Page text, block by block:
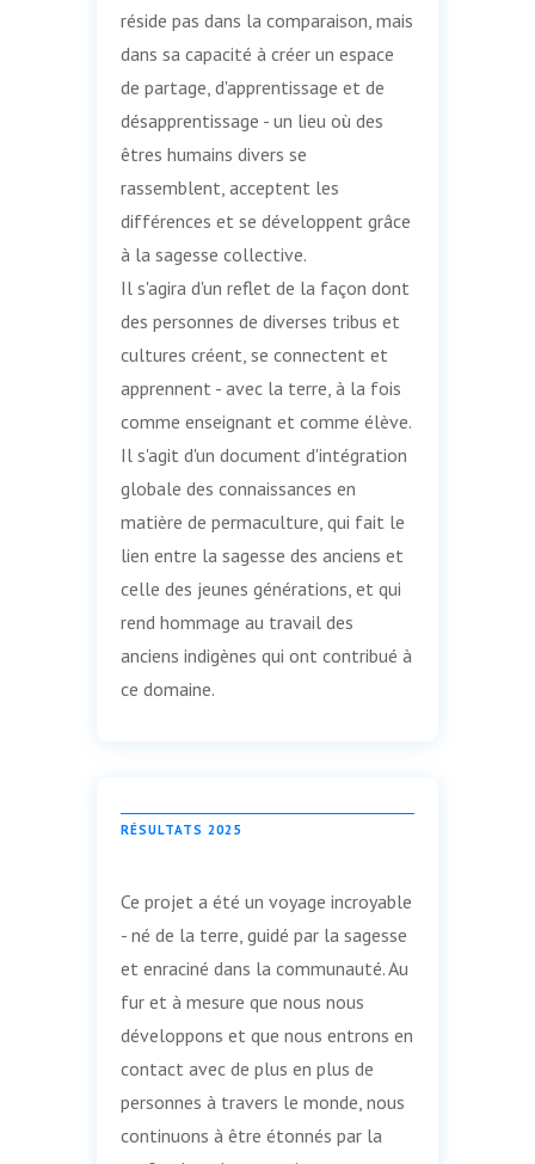
réside pas dans la comparaison, mais
dans sa capacité à créer un espace
de partage, d'apprentissage et de
désapprentissage - un lieu où des
êtres humains divers se
rassemblent, acceptent les
différences et se développent grâce
à la sagesse collective.
Il s'agira d'un reflet de la façon dont
des personnes de diverses tribus et
cultures créent, se connectent et
apprennent - avec la terre, à la fois
comme enseignant et comme élève.
Il s'agit d'un document d'intégration
globale des connaissances en
matière de permaculture, qui fait le
lien entre la sagesse des anciens et
celle des jeunes générations, et qui
rend hommage au travail des
anciens indigènes qui ont contribué à
ce domaine.
RÉSULTATS 2025
Ce projet a été un voyage incroyable
- né de la terre, guidé par la sagesse
et enraciné dans la communauté. Au
fur et à mesure que nous nous
développons et que nous entrons en
contact avec de plus en plus de
personnes à travers le monde, nous
continuons à être étonnés par la